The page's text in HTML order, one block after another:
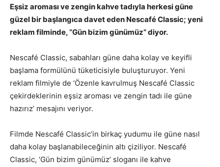
Eşsiz aroması ve zengin kahve tadıyla herkesi güne
güzel bir başlangıca davet eden Nescafé Classic; yeni
reklam filminde, “Gün bizim günümüz” diyor.
Nescafé Classic, sabahları güne daha kolay ve keyifli
başlama formülünü tüketicisiyle buluşturuyor. Yeni
reklam filmiyle de ‘Özenle kavrulmuş Nescafé Classic
çekirdeklerinin eşsiz aroması ve zengin tadı ile güne
hazırız’ mesajını veriyor.
Filmde Nescafé Classic’in birkaç yudumu ile güne nasıl
daha kolay başlanabileceğinin altı çiziliyor. Nescafé
Classic, ‘Gün bizim günümüz’ sloganı ile kahve